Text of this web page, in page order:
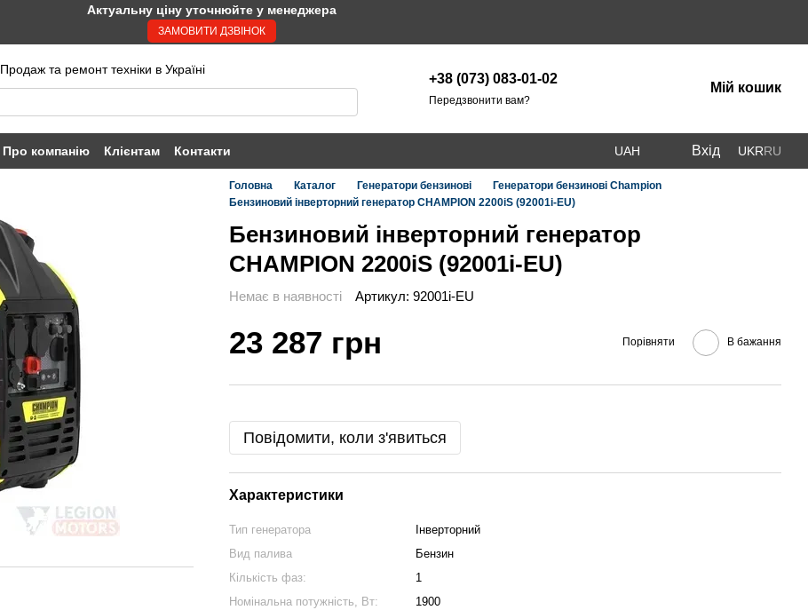
Актуальну ціну уточнюйте у менеджера
ЗАМОВИТИ ДЗВІНОК
Продаж та ремонт техніки в Україні
+38 (073) 083-01-02
Передзвонити вам?
Мій кошик
Про компанію Клієнтам Контакти UAH Вхід UKRRU
Головна Каталог Генератори бензинові
Генератори бензинові Champion
Бензиновий інверторний генератор CHAMPION 2200iS (92001i-EU)
Бензиновий інверторний генератор
CHAMPION 2200iS (92001i-EU)
Немає в наявності Артикул: 92001i-EU
23 287 грн Порівняти В бажання
Повідомити, коли з'явиться
Характеристики
Тип генератора
Інверторний
Вид палива
Бензин
Кількість фаз:
1
Номінальна потужність, Вт:
1900